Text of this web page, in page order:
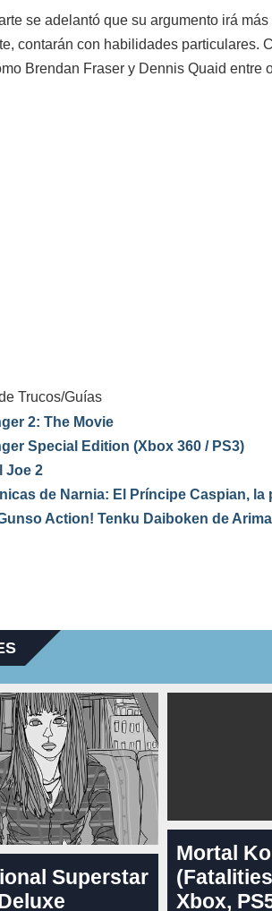
se adelantó que su argumento irá
contarán con habilidades particulares.
Brendan Fraser y Dennis Quaid entre
Trucos/Guías
2: The Movie
Special Edition (Xbox 360 / PS3)
Joe 2
de Narnia: El Príncipe Caspian, la
Action! Tenku Daiboken de
Superstar
Mortal
Xbox,